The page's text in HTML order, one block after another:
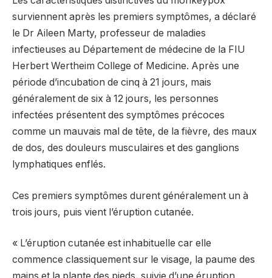
surviennent après les premiers symptômes, a déclaré
le Dr Aileen Marty, professeur de maladies
infectieuses au Département de médecine de la FIU
Herbert Wertheim College of Medicine. Après une
période d’incubation de cinq à 21 jours, mais
généralement de six à 12 jours, les personnes
infectées présentent des symptômes précoces
comme un mauvais mal de tête, de la fièvre, des maux
de dos, des douleurs musculaires et des ganglions
lymphatiques enflés.
Ces premiers symptômes durent généralement un à
trois jours, puis vient l’éruption cutanée.
« L’éruption cutanée est inhabituelle car elle
commence classiquement sur le visage, la paume des